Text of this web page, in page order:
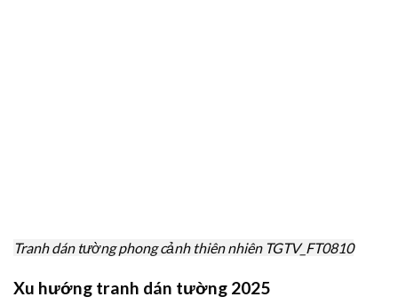
Tranh dán tường phong cảnh thiên nhiên TGTV_FT0810
Xu hướng tranh dán tường 2025